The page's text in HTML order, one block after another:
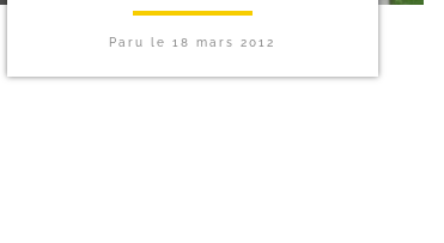
Paru le18 mars 2012